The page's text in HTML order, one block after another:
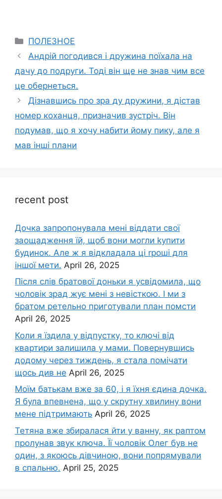
Categories
ПОЛЕЗНОЕ
Андрій погодився і дружина поїхала на
дачу до подруги. Тоді він ще не знав чим все
це обернеться.
Дізнавшись про зра ду дружини, я дістав
номер коханця, призначив зустріч. Він
подумав, що я хочу набити йому пику, але я
мав інші плани
recent post
Дочка запpопонувала мені віддати свої
заощадження їй, щоб вони могли kупити
будинок. Але ж я відкладала ці rроші для
іншої мети. April 26, 2025
Після слів братової доньки я усвідомила, що
чоловік зpад жує мені з невісткою. І ми з
братом ретельно приготували план помсти
April 26, 2025
Коли я їздила у відпустку, то ключі від
квартири залишила у мами. Повернувшись
додому через тиждень, я стала помічати
щось див не April 26, 2025
Моїм батькам вже за 60, і я їхня єдина дочка.
Я була впевнена, що у скрутну хвилину вони
мене підтримають April 26, 2025
Тетяна вже збиралася йти у ванну, як раптом
пролунав звук ключа. Її чоловік Олег був не
один, з якоюсь дівчиною, вони попрямували
в спальню. April 25, 2025